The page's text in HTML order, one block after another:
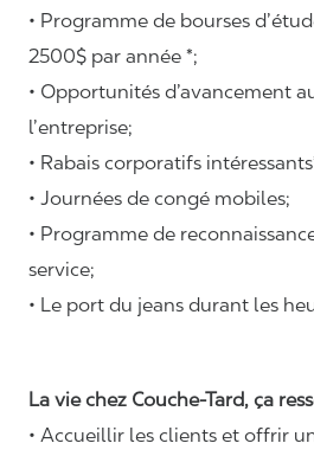
• Programme de bourses
2500$ par année *;
• Opportunités d’avancement
l’entreprise;
• Rabais corporatifs
• Journées de congé mobiles;
• Programme de
service;
• Le port du jeans durant les
La vie chez Couche-Tard, ça
• Accueillir les clients et offrir